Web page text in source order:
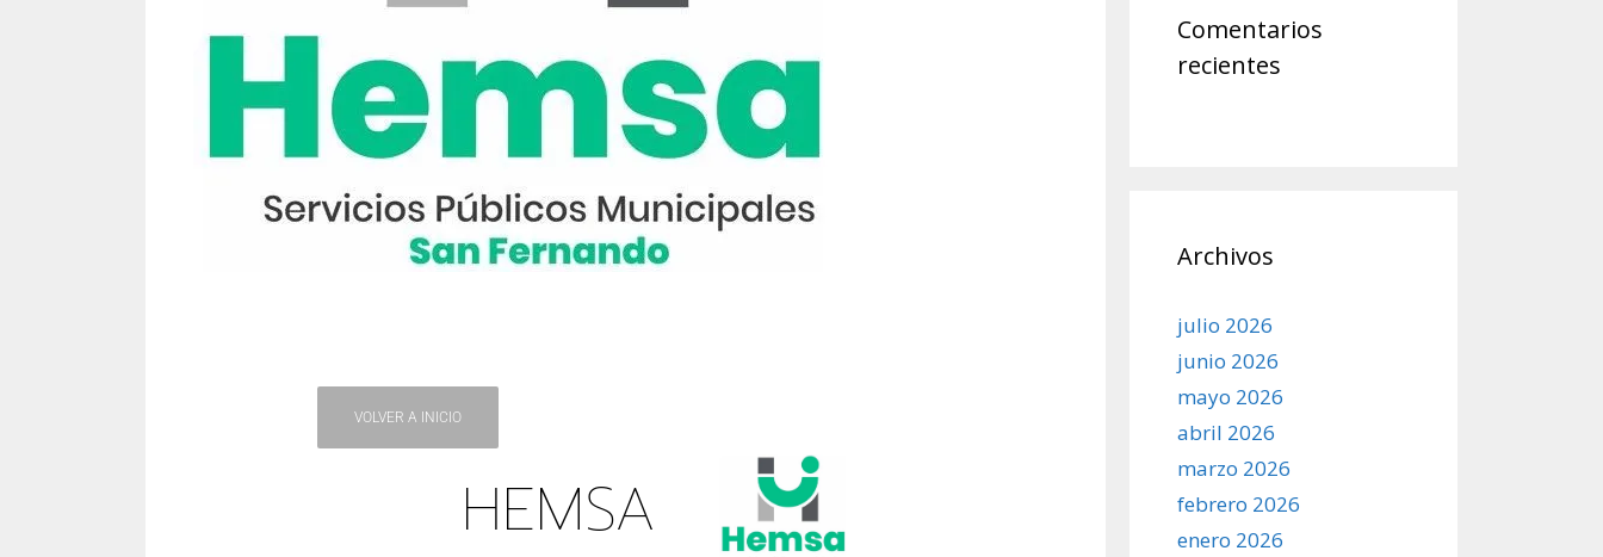
VOLVER A INICIO
HEMSA
Comentarios
recientes
Archivos
julio 2026
junio 2026
mayo 2026
abril 2026
marzo 2026
febrero 2026
enero 2026